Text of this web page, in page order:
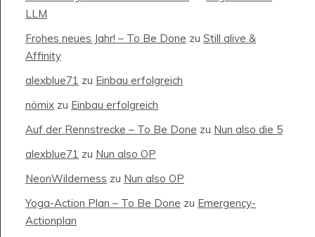
LLM
Frohes neues Jahr! – To Be Done zu Still alive &
Affinity
alexblue71 zu Einbau erfolgreich
nömix zu Einbau erfolgreich
Auf der Rennstrecke – To Be Done zu Nun also die 5
alexblue71 zu Nun also OP
NeonWilderness zu Nun also OP
Yoga-Action Plan – To Be Done zu Emergency-
Actionplan